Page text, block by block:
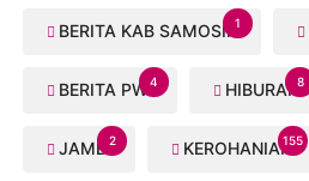
BERITA KAB SAMOSIR1
BERITA PWI4 HIBURAN8
JAMBI2 KEROHANIAN155